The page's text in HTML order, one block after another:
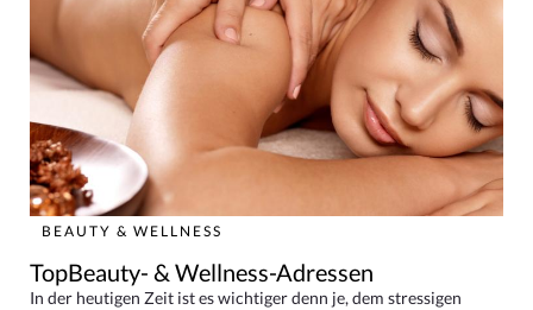
BEAUTY & WELLNESS
TopBeauty- & Wellness-Adressen
In der heutigen Zeit ist es wichtiger denn je, dem stressigen